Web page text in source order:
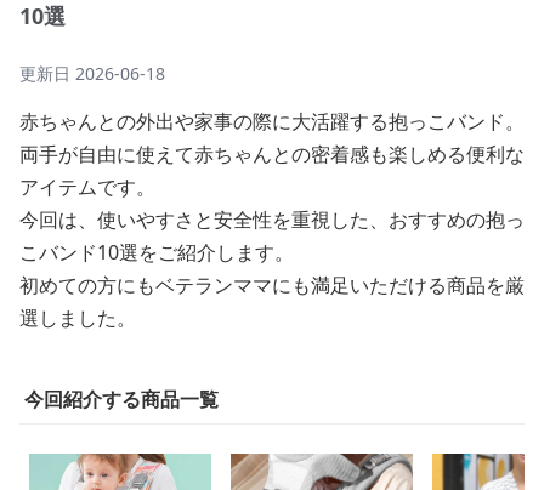
10選
更新日 2026-06-18
赤ちゃんとの外出や家事の際に大活躍する抱っこバンド。
両手が自由に使えて赤ちゃんとの密着感も楽しめる便利な
アイテムです。
今回は、使いやすさと安全性を重視した、おすすめの抱っ
こバンド10選をご紹介します。
初めての方にもベテランママにも満足いただける商品を厳
選しました。
今回紹介する商品一覧